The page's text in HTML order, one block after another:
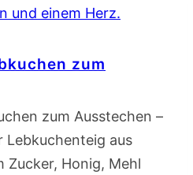
zum
zum Ausstechen –
Lebkuchenteig aus
Zucker, Honig, Mehl